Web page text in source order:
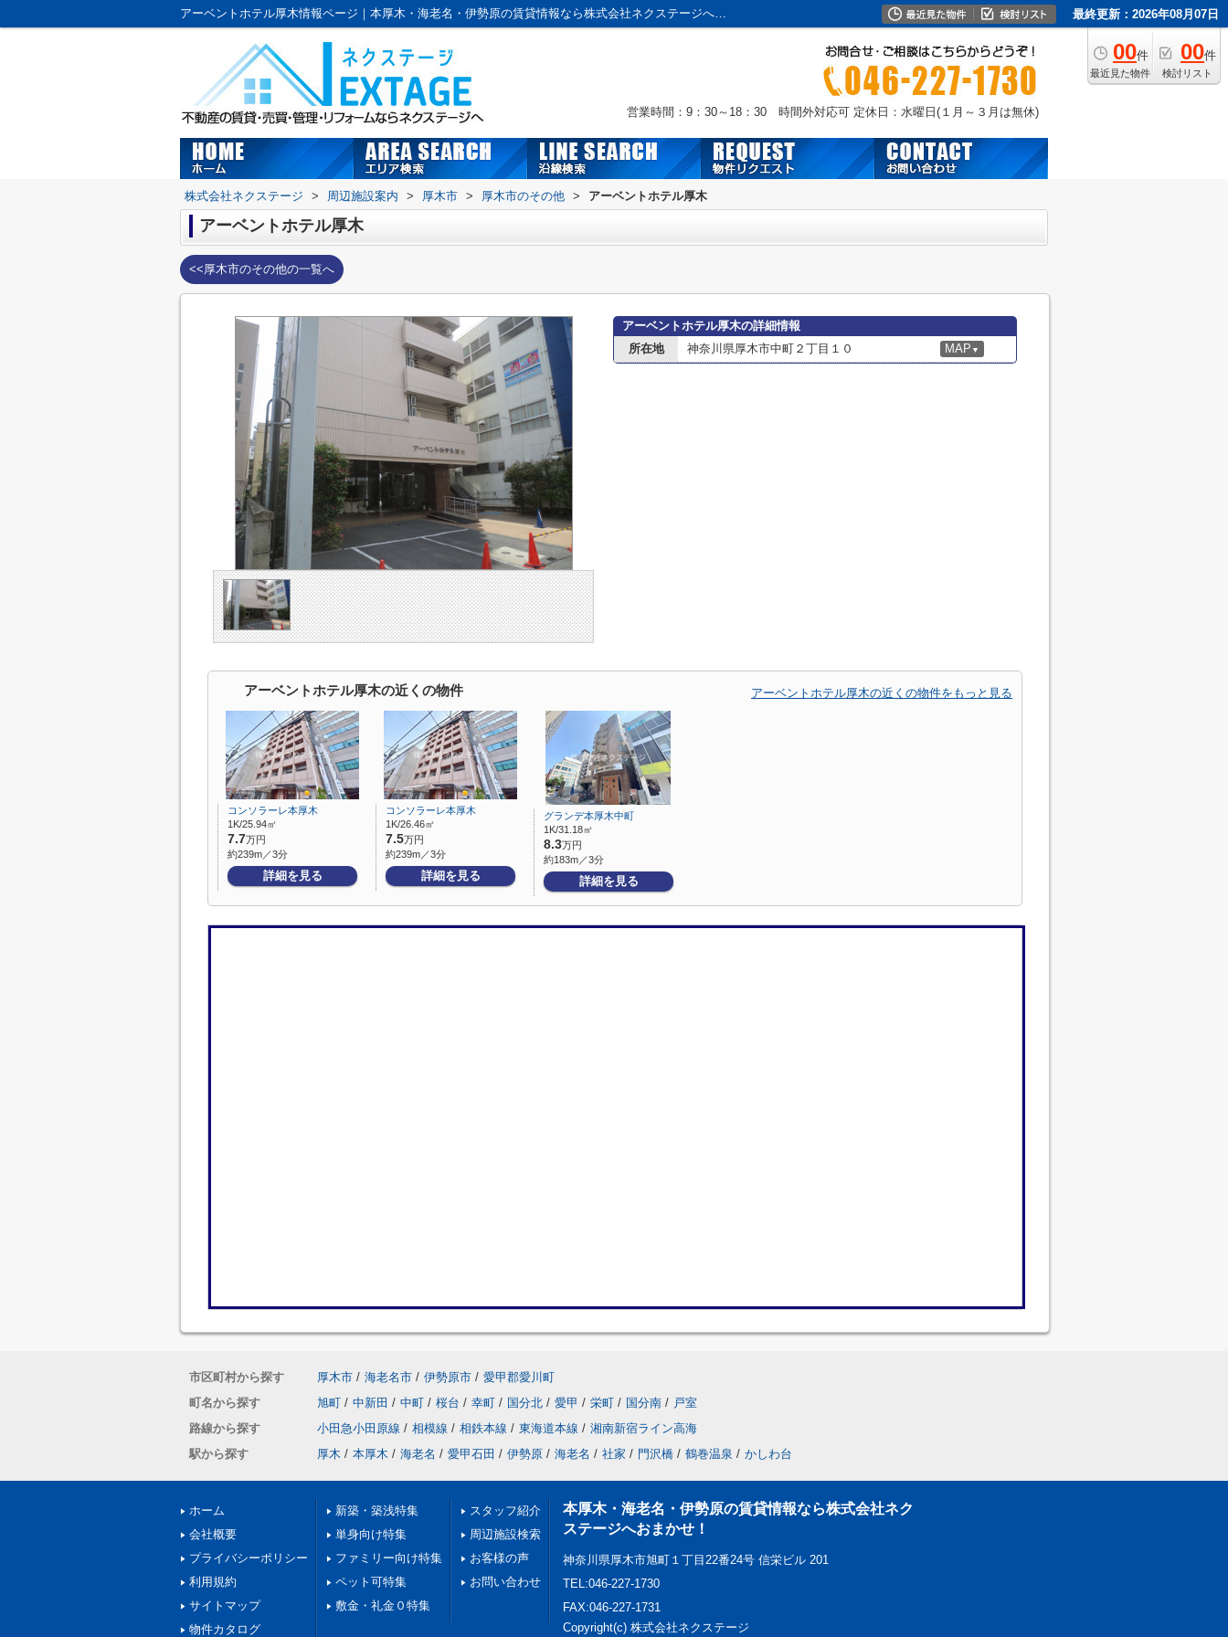
アーベントホテル厚木情報ページ｜本厚木・海老名・伊勢原の賃貸情報なら株式会社ネクステージへおまかせ！ 最終更新：2026年08月07日
00件
最近見た物件
00件
検討リスト
営業時間：9：30～18：30 時間外対応可 定休日：水曜日(１月～３月は無休)
株式会社ネクステージ > 周辺施設案内 > 厚木市 > 厚木市のその他 > アーベントホテル厚木
アーベントホテル厚木
<<厚木市のその他の一覧へ
アーベントホテル厚木の詳細情報
所在地
神奈川県厚木市中町２丁目１０ MAP ▼
アーベントホテル厚木の近くの物件 アーベントホテル厚木の近くの物件をもっと見る
コンソラーレ本厚木
1K/25.94㎡
7.7万円
約239m／3分
詳細を見る
コンソラーレ本厚木
1K/26.46㎡
7.5万円
約239m／3分
詳細を見る
グランデ本厚木中町
1K/31.18㎡
8.3万円
約183m／3分
詳細を見る
市区町村から探す 厚木市 / 海老名市 / 伊勢原市 / 愛甲郡愛川町
町名から探す
旭町 / 中新田 / 中町 / 桜台 / 幸町 / 国分北 / 愛甲 / 栄町 / 国分南 / 戸室
路線から探す
小田急小田原線 / 相模線 / 相鉄本線 / 東海道本線 / 湘南新宿ライン高海
駅から探す
厚木 / 本厚木 / 海老名 / 愛甲石田 / 伊勢原 / 海老名 / 社家 / 門沢橋 / 鶴巻温泉 / かしわ台
ホーム
会社概要
プライバシーポリシー
利用規約
サイトマップ
物件カタログ
新築・築浅特集
単身向け特集
ファミリー向け特集
ペット可特集
敷金・礼金０特集
スタッフ紹介
周辺施設検索
お客様の声
お問い合わせ
本厚木・海老名・伊勢原の賃貸情報なら株式会社ネク
ステージへおまかせ！
神奈川県厚木市旭町１丁目22番24号 信栄ビル 201
TEL:046-227-1730
FAX:046-227-1731
Copyright(c) 株式会社ネクステージ